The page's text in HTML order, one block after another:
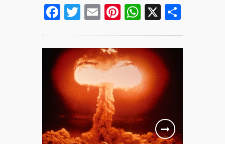
Facebook
Twitter
EmailPinterest
WhatsApp
X